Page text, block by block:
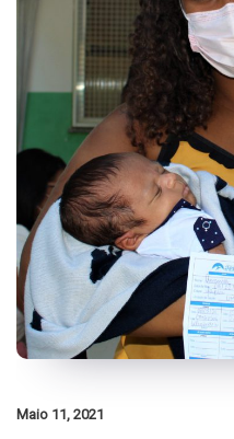
Maio 11, 2021